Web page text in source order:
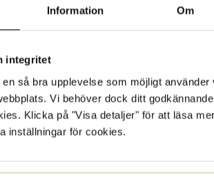
Information Om
integritet
så bra upplevelse som möjligt använder
Vi behöver dock ditt
Klicka på "Visa detaljer" för att läsa
inställningar för cookies.